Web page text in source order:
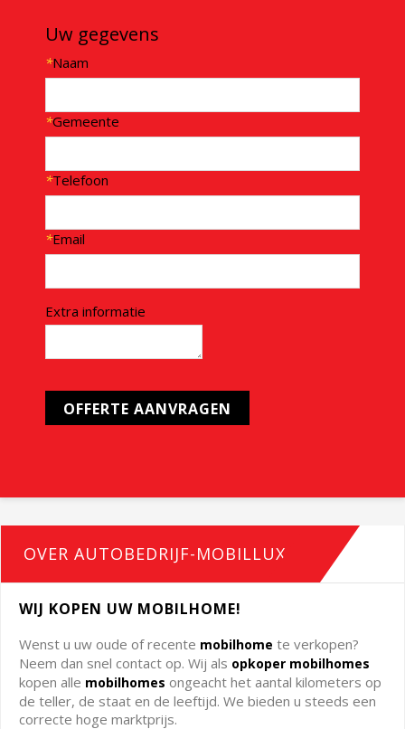
Uw gegevens
*Naam
*Gemeente
*Telefoon
*Email
Extra informatie
OVER AUTOBEDRIJF-MOBILLUX
WIJ KOPEN UW MOBILHOME!
Wenst u uw oude of recente mobilhome te verkopen?
Neem dan snel contact op. Wij als opkoper mobilhomes
kopen alle mobilhomes ongeacht het aantal kilometers op
de teller, de staat en de leeftijd. We bieden u steeds een
correcte hoge marktprijs.